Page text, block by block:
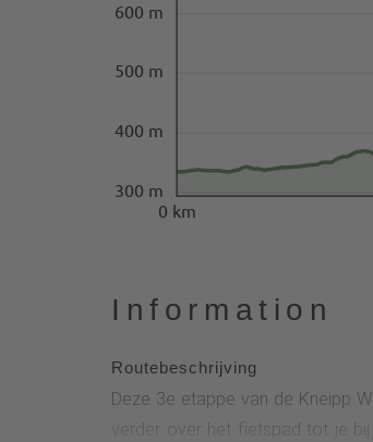
0 km
300 m
400 m
500 m
600 m
Information
Routebeschrijving
Deze 3e etappe van de Kneipp
verder over het fietspad tot je